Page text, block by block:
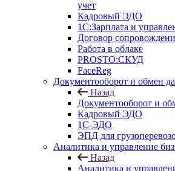
учет
Кадровый ЭДО
1С:Зарплата и
Договор
Работа в облаке
PROSTO:СКУД
FaceReg
Документооборот и обмен
Назад
Документооборот и
Кадровый ЭДО
1С-ЭДО
ЭПД для
Аналитика и управление
Назад
Аналитика и